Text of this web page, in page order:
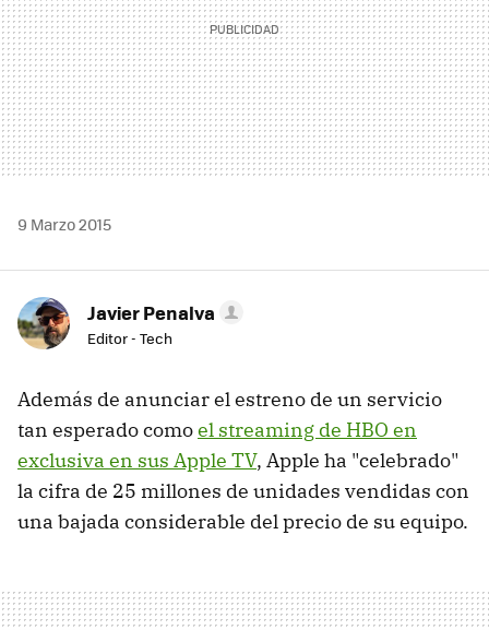
9 Marzo 2015
Javier Penalva
Editor - Tech
Además de anunciar el estreno de un servicio
tan esperado comoel streaming de HBO en
exclusiva en sus Apple TV, Apple ha "celebrado"
la cifra de 25 millones de unidades vendidas con
una bajada considerable del precio de su equipo.